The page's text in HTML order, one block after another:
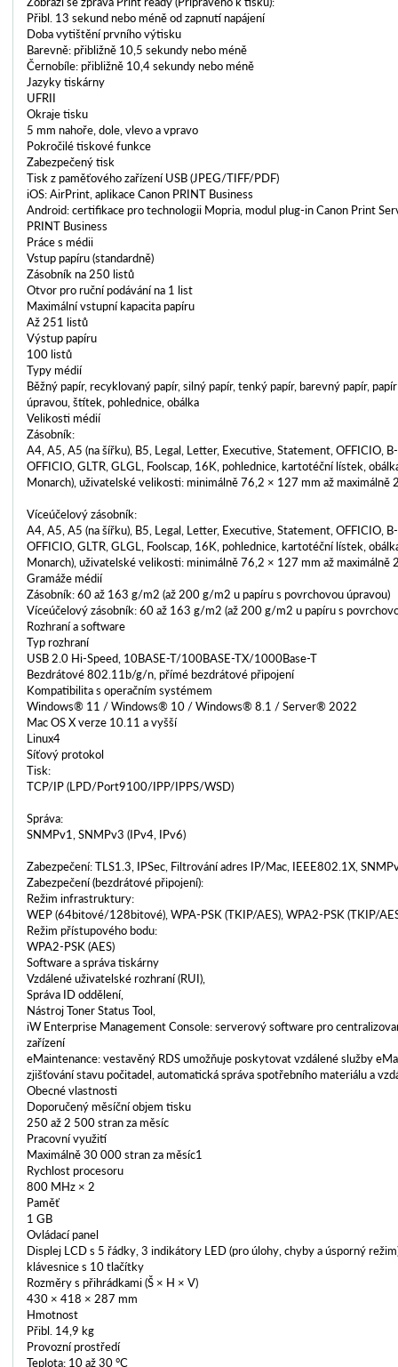
Přibl. 13 sekund nebo méně od zapnutí napájení
Doba vytištění prvního výtisku
Barevně: přibližně 10,5 sekundy nebo méně
Černobíle: přibližně 10,4 sekundy nebo méně
Jazyky tiskárny
UFRII
Okraje tisku
5 mm nahoře, dole, vlevo a vpravo
Pokročilé tiskové funkce
Zabezpečený tisk
Tisk z paměťového zařízení USB (JPEG/TIFF/PDF)
iOS: AirPrint, aplikace Canon PRINT Business
Android: certifikace pro technologii Mopria, modul plug-in Canon Print
PRINT Business
Práce s médii
Vstup papíru (standardně)
Zásobník na 250 listů
Otvor pro ruční podávání na 1 list
Maximální vstupní kapacita papíru
Až 251 listů
Výstup papíru
100 listů
Typy médií
Běžný papír, recyklovaný papír, silný papír, tenký papír, barevný papír,
úpravou, štítek, pohlednice, obálka
Velikosti médií
Zásobník:
A4, A5, A5 (na šířku), B5, Legal, Letter, Executive, Statement, OFFICIO,
OFFICIO, GLTR, GLGL, Foolscap, 16K, pohlednice, kartotéční lístek,
Monarch), uživatelské velikosti: minimálně 76,2 × 127 mm až
Víceúčelový zásobník:
A4, A5, A5 (na šířku), B5, Legal, Letter, Executive, Statement, OFFICIO,
OFFICIO, GLTR, GLGL, Foolscap, 16K, pohlednice, kartotéční lístek,
Monarch), uživatelské velikosti: minimálně 76,2 × 127 mm až
Gramáže médií
Zásobník: 60 až 163 g/m2 (až 200 g/m2 u papíru s povrchovou úpravou)
Víceúčelový zásobník: 60 až 163 g/m2 (až 200 g/m2 u papíru s
Rozhraní a software
Typ rozhraní
USB 2.0 Hi-Speed, 10BASE-T/100BASE-TX/1000Base-T
Bezdrátové 802.11b/g/n, přímé bezdrátové připojení
Kompatibilita s operačním systémem
Windows® 11 / Windows® 10 / Windows® 8.1 / Server® 2022
Mac OS X verze 10.11 a vyšší
Linux4
Síťový protokol
Tisk:
TCP/IP (LPD/Port9100/IPP/IPPS/WSD)
Správa:
SNMPv1, SNMPv3 (IPv4, IPv6)
Zabezpečení: TLS1.3, IPSec, Filtrování adres IP/Mac, IEEE802.1X,
Zabezpečení (bezdrátové připojení):
Režim infrastruktury:
WEP (64bitové/128bitové), WPA-PSK (TKIP/AES), WPA2-PSK (TKIP/
Režim přístupového bodu:
WPA2-PSK (AES)
Software a správa tiskárny
Vzdálené uživatelské rozhraní (RUI),
Správa ID oddělení,
Nástroj Toner Status Tool,
iW Enterprise Management Console: serverový software pro
zařízení
eMaintenance: vestavěný RDS umožňuje poskytovat vzdálené služby
zjišťování stavu počitadel, automatická správa spotřebního materiálu a
Obecné vlastnosti
Doporučený měsíční objem tisku
250 až 2 500 stran za měsíc
Pracovní využití
Maximálně 30 000 stran za měsíc1
Rychlost procesoru
800 MHz × 2
Paměť
1 GB
Ovládací panel
Displej LCD s 5 řádky, 3 indikátory LED (pro úlohy, chyby a úsporný
klávesnice s 10 tlačítky
Rozměry s přihrádkami (Š × H × V)
430 × 418 × 287 mm
Hmotnost
Přibl. 14,9 kg
Provozní prostředí
Teplota: 10 až 30 °C